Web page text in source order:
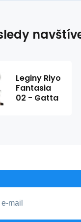
Leginy Riyo
Fantasia
02 - Gatta